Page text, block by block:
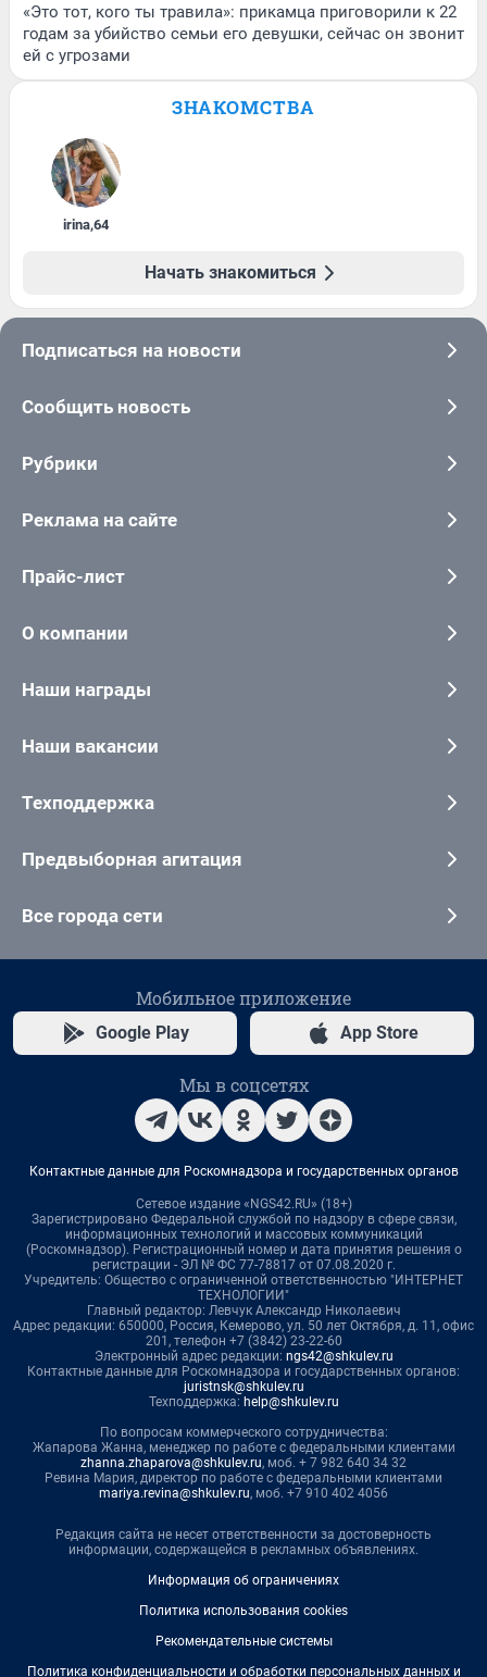
«Это тот, кого ты травила»: прикамца приговорили к 22
годам за убийство семьи его девушки, сейчас он звонит
ей с угрозами
ЗНАКОМСТВА
irina,64
Начать знакомиться
Подписаться на новости
Сообщить новость
Рубрики
Реклама на сайте
Прайс-лист
О компании
Наши награды
Наши вакансии
Техподдержка
Предвыборная агитация
Все города сети
Мобильное приложение
Google Play App Store
Мы в соцсетях
Контактные данные для Роскомнадзора и государственных органов
Сетевое издание «NGS42.RU» (18+)
Зарегистрировано Федеральной службой по надзору в сфере связи,
информационных технологий и массовых коммуникаций
(Роскомнадзор). Регистрационный номер и дата принятия решения о
регистрации - ЭЛ № ФС 77-78817 от 07.08.2020 г.
Учредитель: Общество с ограниченной ответственностью "ИНТЕРНЕТ
ТЕХНОЛОГИИ"
Главный редактор: Левчук Александр Николаевич
Адрес редакции: 650000, Россия, Кемерово, ул. 50 лет Октября, д. 11, офис
201, телефон +7 (3842) 23-22-60
Электронный адрес редакции: ngs42@shkulev.ru
Контактные данные для Роскомнадзора и государственных органов:
juristnsk@shkulev.ru
Техподдержка: help@shkulev.ru
По вопросам коммерческого сотрудничества:
Жапарова Жанна, менеджер по работе с федеральными клиентами
zhanna.zhaparova@shkulev.ru, моб. + 7 982 640 34 32
Ревина Мария, директор по работе с федеральными клиентами
mariya.revina@shkulev.ru, моб. +7 910 402 4056
Редакция сайта не несет ответственности за достоверность
информации, содержащейся в рекламных объявлениях.
Информация об ограничениях
Политика использования cookies
Рекомендательные системы
Политика конфиденциальности и обработки персональных данных и